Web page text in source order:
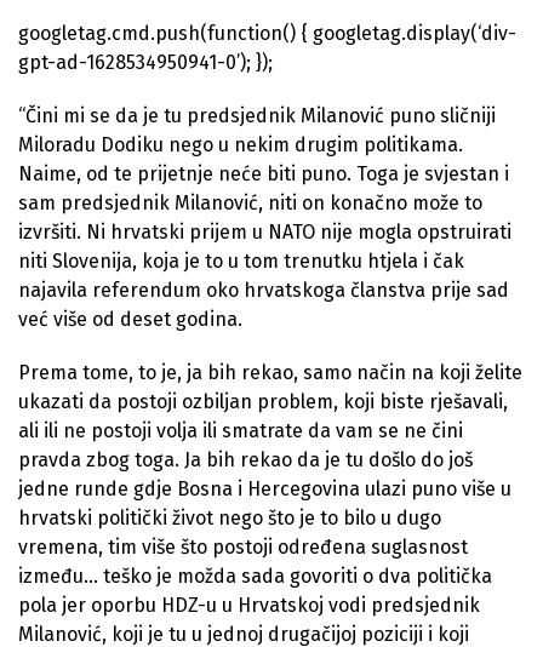
googletag.cmd.push(function() { googletag.display(‘div-
gpt-ad-1628534950941-0’); });
“Čini mi se da je tu predsjednik Milanović puno sličniji
Miloradu Dodiku nego u nekim drugim politikama.
Naime, od te prijetnje neće biti puno. Toga je svjestan i
sam predsjednik Milanović, niti on konačno može to
izvršiti. Ni hrvatski prijem u NATO nije mogla opstruirati
niti Slovenija, koja je to u tom trenutku htjela i čak
najavila referendum oko hrvatskoga članstva prije sad
već više od deset godina.
Prema tome, to je, ja bih rekao, samo način na koji želite
ukazati da postoji ozbiljan problem, koji biste rješavali,
ali ili ne postoji volja ili smatrate da vam se ne čini
pravda zbog toga. Ja bih rekao da je tu došlo do još
jedne runde gdje Bosna i Hercegovina ulazi puno više u
hrvatski politički život nego što je to bilo u dugo
vremena, tim više što postoji određena suglasnost
između… teško je možda sada govoriti o dva politička
pola jer oporbu HDZ-u u Hrvatskoj vodi predsjednik
Milanović, koji je tu u jednoj drugačijoj poziciji i koji